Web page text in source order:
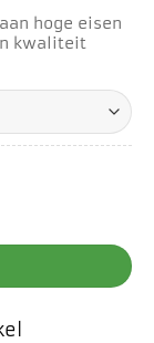
hoge eisen
kwaliteit